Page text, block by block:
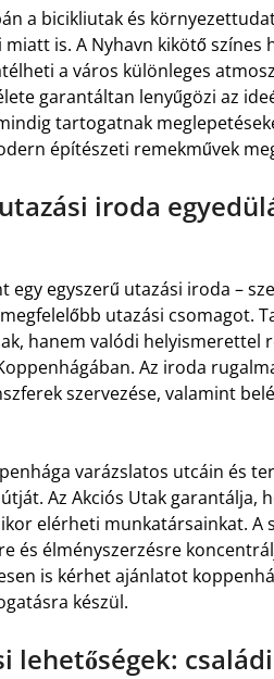
a bicikliutak és
is. A Nyhavn kikötő színes
a város különleges
garantáltan lenyűgözi az
tartogatnak
építészeti remekművek
iroda
egy egyszerű utazási iroda –
utazási csomagot.
hanem valódi helyismerettel
Az iroda
szervezése, valamint
varázslatos utcáin és
Az Akciós Utak garantálja,
elérheti munkatársainkat. A
és élményszerzésre
is kérhet ajánlatot
készül.
lehetőségek: